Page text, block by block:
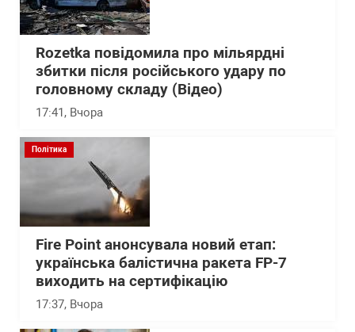
Rozetka повідомила про мільярдні
збитки після російського удару по
головному складу (Відео)
17:41, Вчора
Політика
Fire Point анонсувала новий етап:
українська балістична ракета FP-7
виходить на сертифікацію
17:37, Вчора